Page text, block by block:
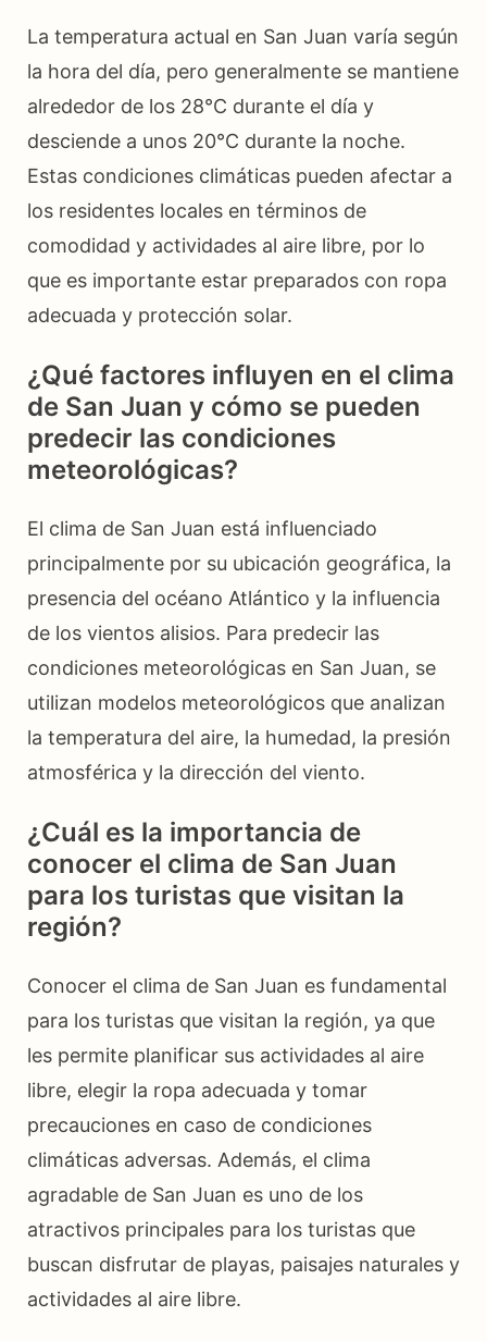
La temperatura actual en San Juan varía según
la hora del día, pero generalmente se mantiene
alrededor de los 28°C durante el día y
desciende a unos 20°C durante la noche.
Estas condiciones climáticas pueden afectar a
los residentes locales en términos de
comodidad y actividades al aire libre, por lo
que es importante estar preparados con ropa
adecuada y protección solar.
¿Qué factores influyen en el clima
de San Juan y cómo se pueden
predecir las condiciones
meteorológicas?
El clima de San Juan está influenciado
principalmente por su ubicación geográfica, la
presencia del océano Atlántico y la influencia
de los vientos alisios. Para predecir las
condiciones meteorológicas en San Juan, se
utilizan modelos meteorológicos que analizan
la temperatura del aire, la humedad, la presión
atmosférica y la dirección del viento.
¿Cuál es la importancia de
conocer el clima de San Juan
para los turistas que visitan la
región?
Conocer el clima de San Juan es fundamental
para los turistas que visitan la región, ya que
les permite planificar sus actividades al aire
libre, elegir la ropa adecuada y tomar
precauciones en caso de condiciones
climáticas adversas. Además, el clima
agradable de San Juan es uno de los
atractivos principales para los turistas que
buscan disfrutar de playas, paisajes naturales y
actividades al aire libre.